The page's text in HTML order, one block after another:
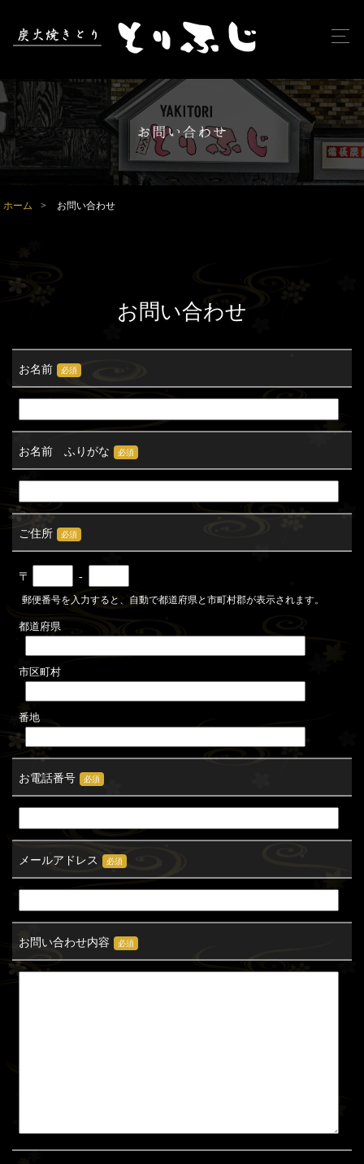
ホーム > お問い合わせ
お問い合わせ
お名前 必須
お名前 ふりがな 必須
ご住所 必須
〒 -
郵便番号を入力すると、自動で都道府県と市町村郡が表示されます。
都道府県
市区町村
番地
お電話番号 必須
メールアドレス 必須
お問い合わせ内容 必須